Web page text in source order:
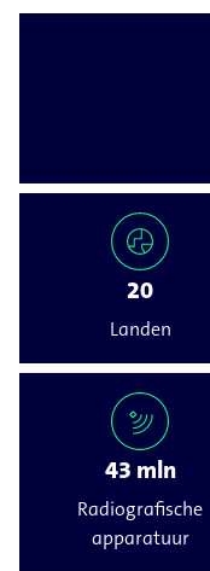
20
Landen
43 mln
Radiografische
apparatuur